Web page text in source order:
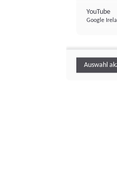
YouTube
Google
Auswahl